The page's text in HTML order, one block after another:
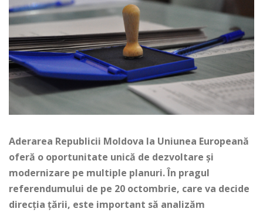
Aderarea Republicii Moldova la Uniunea Europeană
oferă o oportunitate unică de dezvoltare și
modernizare pe multiple planuri. În pragul
referendumului de pe 20 octombrie, care va decide
direcția țării, este important să analizăm